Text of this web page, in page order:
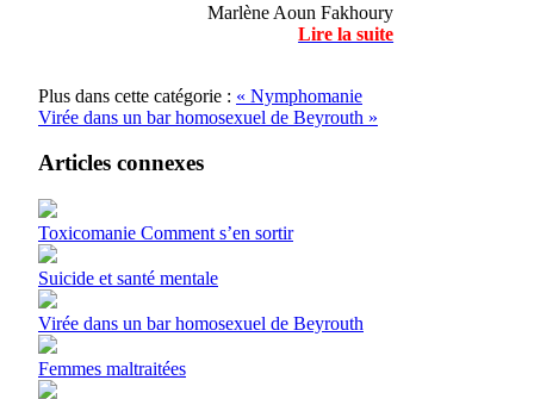
Marlène Aoun Fakhoury
Lire la suite
Plus dans cette catégorie : « Nymphomanie
Virée dans un bar homosexuel de Beyrouth »
Articles connexes
Toxicomanie Comment s’en sortir
Suicide et santé mentale
Virée dans un bar homosexuel de Beyrouth
Femmes maltraitées